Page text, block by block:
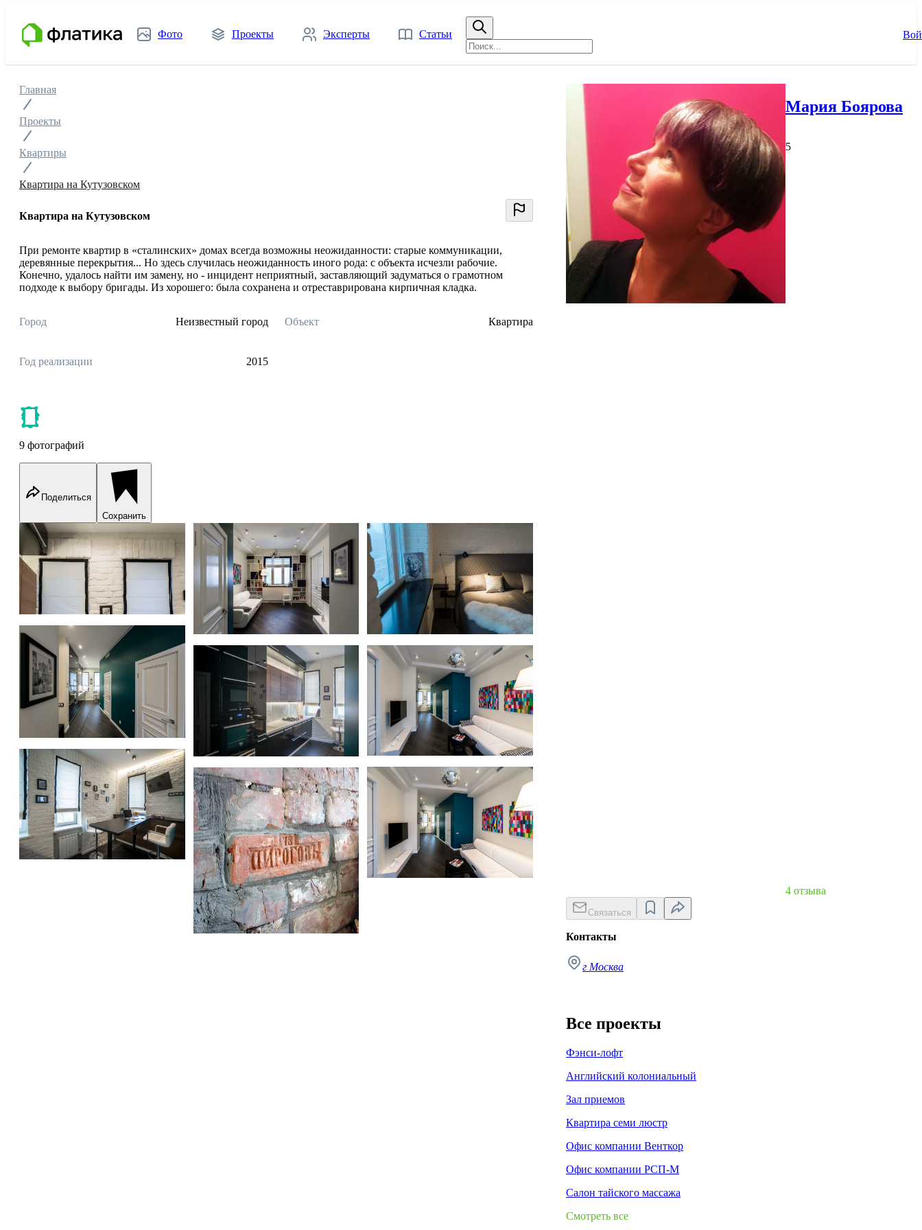
Фото Проекты Эксперты Статьи
Главная
Проекты
Квартиры
Квартира на Кутузовском
Квартира на Кутузовском
При ремонте квартир в «сталинских» домах всегда возможны неожиданности: старые коммуникации,
деревянные перекрытия... Но здесь случилась неожиданность иного рода: с объекта исчезли рабочие.
Конечно, удалось найти им замену, но - инцидент неприятный, заставляющий задуматься о грамотном
подходе к выбору бригады. Из хорошего: была сохранена и отреставрирована кирпичная кладка.
Город Неизвестный город Объект Квартира
Год реализации 2015
9 фотографий
Поделиться
Сохранить
Квартира на Кутузовском Квартира на Кутузовском Квартира на Кутузовском
Квартира на Кутузовском
Квартира на Кутузовском
Квартира на Кутузовском
Квартира на Кутузовском
Квартира на Кутузовском
Квартира на Кутузовском
Мария Боярова
5
4 отзыва
Связаться
Контакты
г Москва
Все проекты
Фэнси-лофт
Английский колониальный
Зал приемов
Квартира семи люстр
Офис компании Венткор
Офис компании РСП-М
Салон тайского массажа
Смотреть все